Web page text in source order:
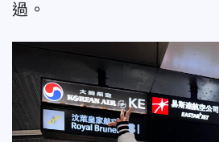
過。